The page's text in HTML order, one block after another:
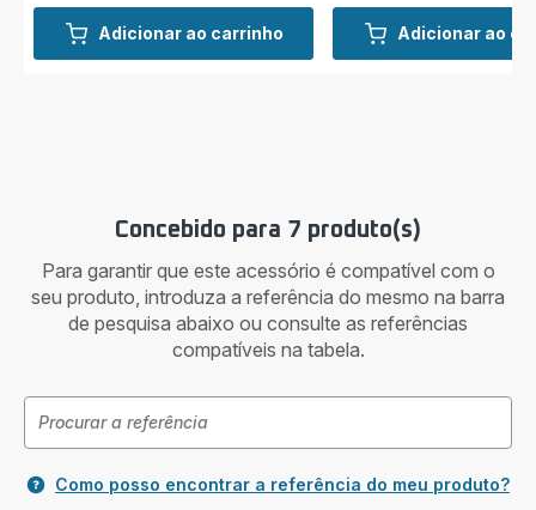
Adicionar ao carrinho Adicionar ao
Concebido para 7 produto(s)
Para garantir que este acessório é compatível com o
seu produto, introduza a referência do mesmo na barra
de pesquisa abaixo ou consulte as referências
compatíveis na tabela.
Como posso encontrar a referência do meu produto?